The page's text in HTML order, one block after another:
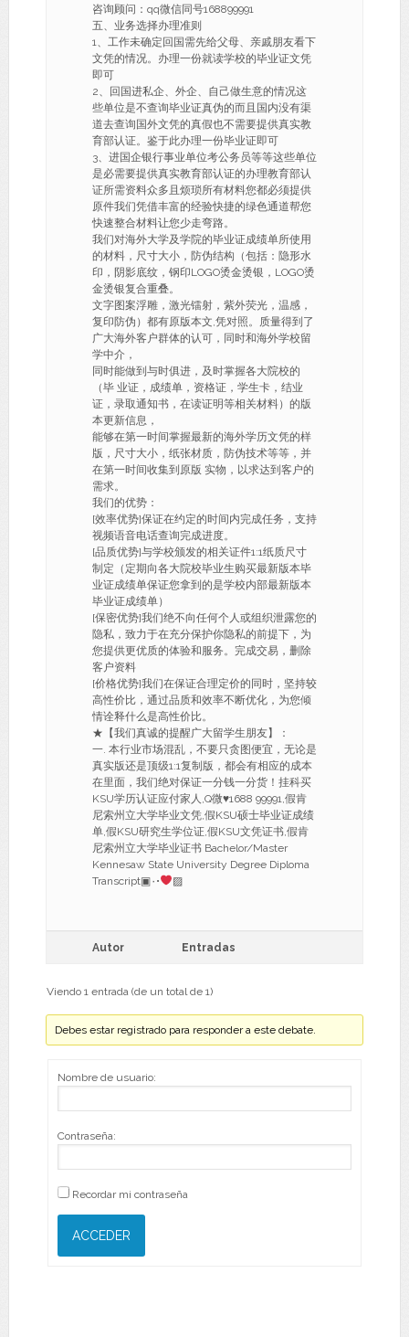
咨询顾问：qq微信同号168899991
五、业务选择办理准则
1、工作未确定回国需先给父母、亲戚朋友看下
文凭的情况。办理一份就读学校的毕业证文凭
即可
2、回国进私企、外企、自己做生意的情况这
些单位是不查询毕业证真伪的而且国内没有渠
道去查询国外文凭的真假也不需要提供真实教
育部认证。鉴于此办理一份毕业证即可
3、进国企银行事业单位考公务员等等这些单位
是必需要提供真实教育部认证的办理教育部认
证所需资料众多且烦琐所有材料您都必须提供
原件我们凭借丰富的经验快捷的绿色通道帮您
快速整合材料让您少走弯路。
我们对海外大学及学院的毕业证成绩单所使用
的材料，尺寸大小，防伪结构（包括：隐形水
印，阴影底纹，钢印LOGO烫金烫银，LOGO烫
金烫银复合重叠。
文字图案浮雕，激光镭射，紫外荧光，温感，
复印防伪）都有原版本文,凭对照。质量得到了
广大海外客户群体的认可，同时和海外学校留
学中介，
同时能做到与时俱进，及时掌握各大院校的
（毕 业证，成绩单，资格证，学生卡，结业
证，录取通知书，在读证明等相关材料）的版
本更新信息，
能够在第一时间掌握最新的海外学历文凭的样
版，尺寸大小，纸张材质，防伪技术等等，并
在第一时间收集到原版 实物，以求达到客户的
需求。
我们的优势：
[效率优势]保证在约定的时间内完成任务，支持
视频语音电话查询完成进度。
[品质优势]与学校颁发的相关证件1:1纸质尺寸
制定（定期向各大院校毕业生购买最新版本毕
业证成绩单保证您拿到的是学校内部最新版本
毕业证成绩单）
[保密优势]我们绝不向任何个人或组织泄露您的
隐私，致力于在充分保护你隐私的前提下，为
您提供更优质的体验和服务。完成交易，删除
客户资料
[价格优势]我们在保证合理定价的同时，坚持较
高性价比，通过品质和效率不断优化，为您倾
情诠释什么是高性价比。
★【我们真诚的提醒广大留学生朋友】：
一. 本行业市场混乱，不要只贪图便宜，无论是
真实版还是顶级1:1复制版，都会有相应的成本
在里面，我们绝对保证一分钱一分货！挂科买
KSU学历认证应付家人,Q微♥1688 99991,假肯
尼索州立大学毕业文凭,假KSU硕士毕业证成绩
单,假KSU研究生学位证,假KSU文凭证书,假肯
尼索州立大学毕业证书 Bachelor/Master
Kennesaw State University Degree Diploma
Transcript▣۰•
▨
Autor Entradas
Viendo 1 entrada (de un total de 1)
Debes estar registrado para responder a este debate.
Nombre de usuario:
Contraseña:
Recordar mi contraseña
ACCEDER